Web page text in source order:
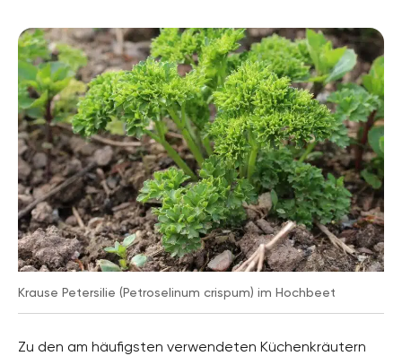
Krause Petersilie (Petroselinum crispum) im Hochbeet
Zu den am häufigsten verwendeten Küchenkräutern